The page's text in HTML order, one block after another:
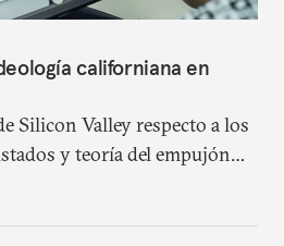
californiana en
Silicon Valley respecto a los
y teoría del empujón
del desarrollo en África.